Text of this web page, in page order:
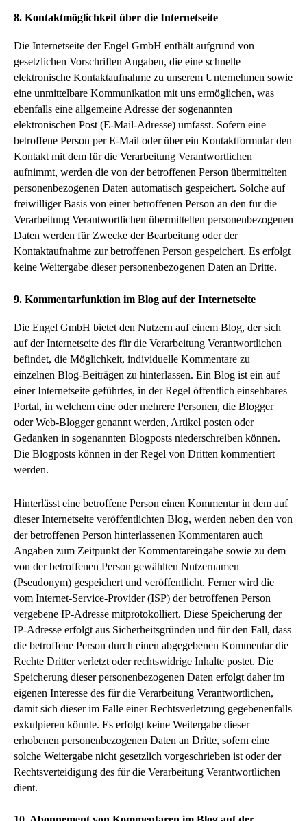
8. Kontaktmöglichkeit über die Internetseite
Die Internetseite der Engel GmbH enthält aufgrund von
gesetzlichen Vorschriften Angaben, die eine schnelle
elektronische Kontaktaufnahme zu unserem Unternehmen sowie
eine unmittelbare Kommunikation mit uns ermöglichen, was
ebenfalls eine allgemeine Adresse der sogenannten
elektronischen Post (E-Mail-Adresse) umfasst. Sofern eine
betroffene Person per E-Mail oder über ein Kontaktformular den
Kontakt mit dem für die Verarbeitung Verantwortlichen
aufnimmt, werden die von der betroffenen Person übermittelten
personenbezogenen Daten automatisch gespeichert. Solche auf
freiwilliger Basis von einer betroffenen Person an den für die
Verarbeitung Verantwortlichen übermittelten personenbezogenen
Daten werden für Zwecke der Bearbeitung oder der
Kontaktaufnahme zur betroffenen Person gespeichert. Es erfolgt
keine Weitergabe dieser personenbezogenen Daten an Dritte.
9. Kommentarfunktion im Blog auf der Internetseite
Die Engel GmbH bietet den Nutzern auf einem Blog, der sich
auf der Internetseite des für die Verarbeitung Verantwortlichen
befindet, die Möglichkeit, individuelle Kommentare zu
einzelnen Blog-Beiträgen zu hinterlassen. Ein Blog ist ein auf
einer Internetseite geführtes, in der Regel öffentlich einsehbares
Portal, in welchem eine oder mehrere Personen, die Blogger
oder Web-Blogger genannt werden, Artikel posten oder
Gedanken in sogenannten Blogposts niederschreiben können.
Die Blogposts können in der Regel von Dritten kommentiert
werden.
Hinterlässt eine betroffene Person einen Kommentar in dem auf
dieser Internetseite veröffentlichten Blog, werden neben den von
der betroffenen Person hinterlassenen Kommentaren auch
Angaben zum Zeitpunkt der Kommentareingabe sowie zu dem
von der betroffenen Person gewählten Nutzernamen
(Pseudonym) gespeichert und veröffentlicht. Ferner wird die
vom Internet-Service-Provider (ISP) der betroffenen Person
vergebene IP-Adresse mitprotokolliert. Diese Speicherung der
IP-Adresse erfolgt aus Sicherheitsgründen und für den Fall, dass
die betroffene Person durch einen abgegebenen Kommentar die
Rechte Dritter verletzt oder rechtswidrige Inhalte postet. Die
Speicherung dieser personenbezogenen Daten erfolgt daher im
eigenen Interesse des für die Verarbeitung Verantwortlichen,
damit sich dieser im Falle einer Rechtsverletzung gegebenenfalls
exkulpieren könnte. Es erfolgt keine Weitergabe dieser
erhobenen personenbezogenen Daten an Dritte, sofern eine
solche Weitergabe nicht gesetzlich vorgeschrieben ist oder der
Rechtsverteidigung des für die Verarbeitung Verantwortlichen
dient.